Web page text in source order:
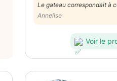
Le gateau correspondait à
demandé. Pas trop chargé
Parfait
Annelise
Voir le